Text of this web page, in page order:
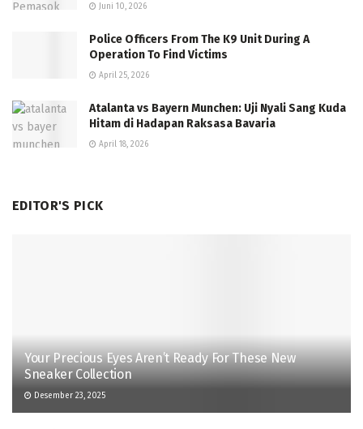
Juni 10, 2026
Police Officers From The K9 Unit During A
Operation To Find Victims
April 25, 2026
Atalanta vs Bayern Munchen: Uji Nyali Sang Kuda
Hitam di Hadapan Raksasa Bavaria
April 18, 2026
EDITOR'S PICK
Your Precious Eyes Aren’t Ready For These New
Sneaker Collection
Desember 23, 2025